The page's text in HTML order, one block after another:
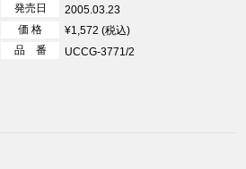
発売日
2005.03.23
価 格
¥1,572 (税込)
品 番
UCCG-3771/2